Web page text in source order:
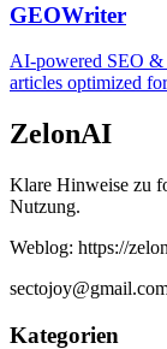
GEOWriter
AI-powered SEO &
articles optimized
ZelonAI
Klare Hinweise zu
Nutzung.
Weblog: https://
Kategorien